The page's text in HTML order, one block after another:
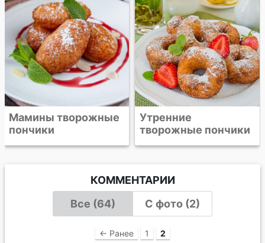
Утренние
творожные пончики
КОММЕНТАРИИ
Все (64)
С фото (2)
← Ранее 1 2